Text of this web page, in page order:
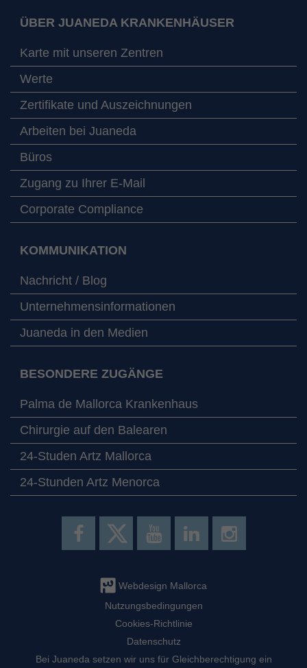
ÜBER JUANEDA KRANKENHÄUSER
Karte mit unseren Zentren
Werte
Zertifikate und Auszeichnungen
Arbeiten bei Juaneda
Büros
Zugang zu Ihrer E-Mail
Corporate Compliance
KOMMUNIKATION
Nachricht / Blog
Unternehmensinformationen
Juaneda in den Medien
BESONDERE ZUGÄNGE
Palma de Mallorca Krankenhaus
Chirurgie auf den Balearen
24-Studen Artz Mallorca
24-Stunden Artz Menorca
Webdesign Mallorca
Nutzungsbedingungen
Cookies-Richtlinie
Datenschutz
Bei Juaneda setzen wir uns für Gleichberechtigung ein